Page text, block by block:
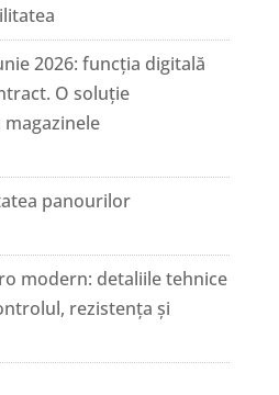
2026: funcția digitală
O soluție
panourilor
modern: detaliile tehnice
rezistența și